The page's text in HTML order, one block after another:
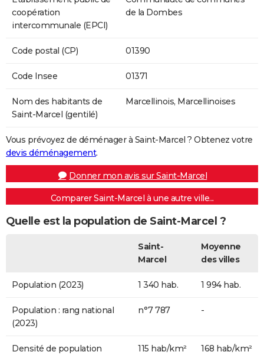
coopération
intercommunale (EPCI)
de la Dombes
Code postal (CP) 01390
Code Insee 01371
Nom des habitants de
Saint-Marcel (gentilé)
Marcellinois, Marcellinoises
Vous prévoyez de déménager à Saint-Marcel ? Obtenez votre
devis déménagement.
Donner mon avis sur Saint-Marcel
Comparer Saint-Marcel à une autre ville...
Quelle est la population de Saint-Marcel ?
Saint-
Marcel
Moyenne
des villes
Population (2023) 1 340 hab. 1 994 hab.
Population : rang national
(2023)
n°7 787 -
Densité de population
115 hab/km² 168 hab/km²